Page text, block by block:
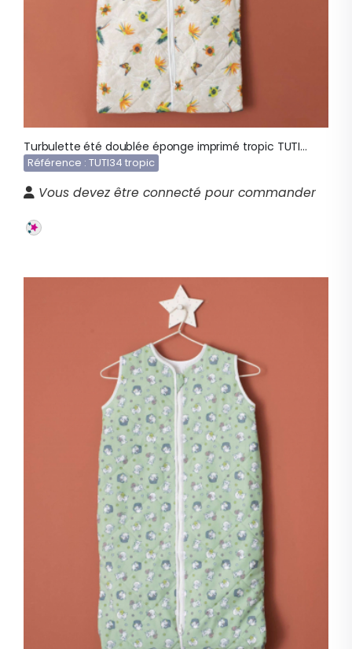
Turbulette été doublée éponge imprimé tropic TUTI34
Référence : TUTI34 tropic
Vous devez être connecté pour commander